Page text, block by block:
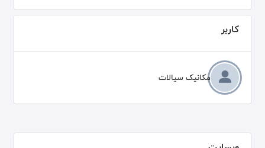
کاربر
مکانیک سیالات